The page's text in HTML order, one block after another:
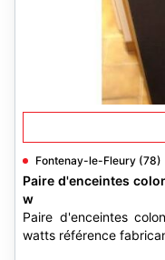
Fontenay-le-Fleury (78)
Paire d'enceintes
w
Paire d'enceintes
watts référence